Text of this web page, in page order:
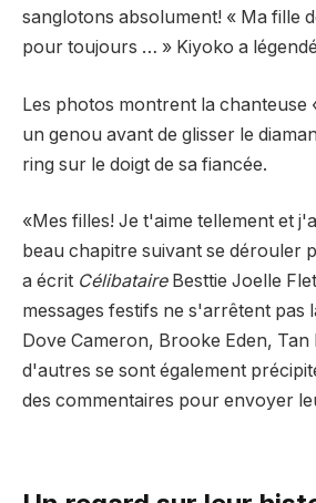
sanglotons absolument! « Ma fille
pour toujours … » Kiyoko a
Les photos montrent la chanteuse
un genou avant de glisser le
ring sur le doigt de sa fiancée.
«Mes filles! Je t'aime tellement et
beau chapitre suivant se dérouler
a écrit CélibataireBesttie Joelle
messages festifs ne s'arrêtent pas
Dove Cameron, Brooke Eden,
d'autres se sont également
des commentaires pour envoyer